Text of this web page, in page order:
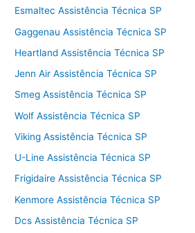
Esmaltec Assistência Técnica SP
Gaggenau Assistência Técnica SP
Heartland Assistência Técnica SP
Jenn Air Assistência Técnica SP
Smeg Assistência Técnica SP
Wolf Assistência Técnica SP
Viking Assistência Técnica SP
U-Line Assistência Técnica SP
Frigidaire Assistência Técnica SP
Kenmore Assistência Técnica SP
Dcs Assistência Técnica SP